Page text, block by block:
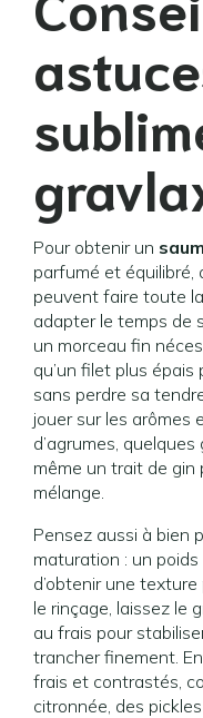
Pour obtenir un
parfumé et équilibré,
peuvent faire toute
adapter le temps de
un morceau fin
qu’un filet plus épais
sans perdre sa
jouer sur les arômes
d’agrumes,
même un trait de gin
mélange.
Pensez aussi à bien
maturation : un
d’obtenir une
le rinçage, laissez le
au frais pour
trancher finement.
frais et contrastés,
citronnée, des